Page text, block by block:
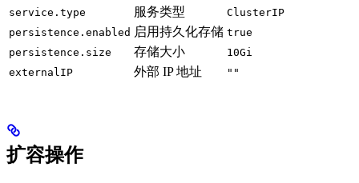
service.type
服务类型
ClusterIP
persistence.enabled 启用持久化存储 true
persistence.size
存储大小
10Gi
externalIP
外部 IP 地址 ""
扩容操作